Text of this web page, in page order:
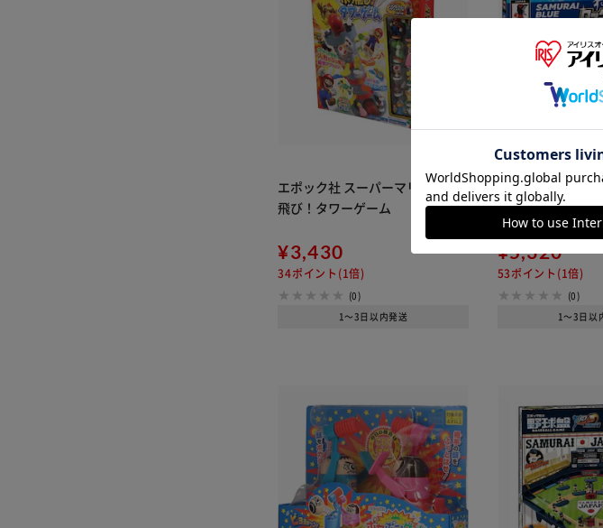
エポック社 スーパーマリオ ぶっ
飛び！タワーゲーム
¥3,430
34ポイント(1倍)
(0)
1～3日以内発送
エポック社 サッ
ンストライカー
表Ver.
¥5,320
53ポイント(1倍)
(0)
1～3日以
※ご確認ください